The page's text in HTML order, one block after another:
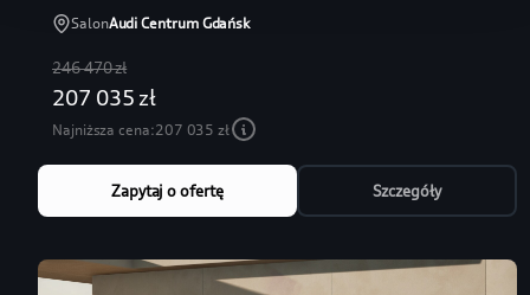
SalonAudi Centrum Gdańsk
246 470 zł
207 035 zł
Najniższa cena:207 035 zł
Zapytaj o ofertę Szczegóły